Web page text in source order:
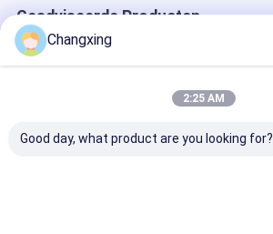
Geadviseerde Producten
Changxing
2:25 AM
Good day, what product are you looking for?